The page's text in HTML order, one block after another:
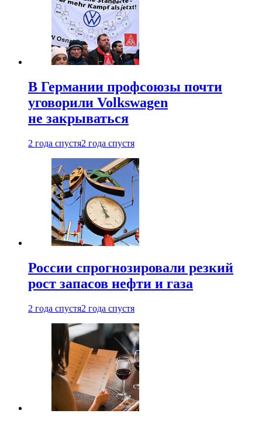
В Германии профсоюзы почти
уговорили Volkswagen
не закрываться
2 года спустя2 года спустя
России спрогнозировали резкий
рост запасов нефти и газа
2 года спустя2 года спустя